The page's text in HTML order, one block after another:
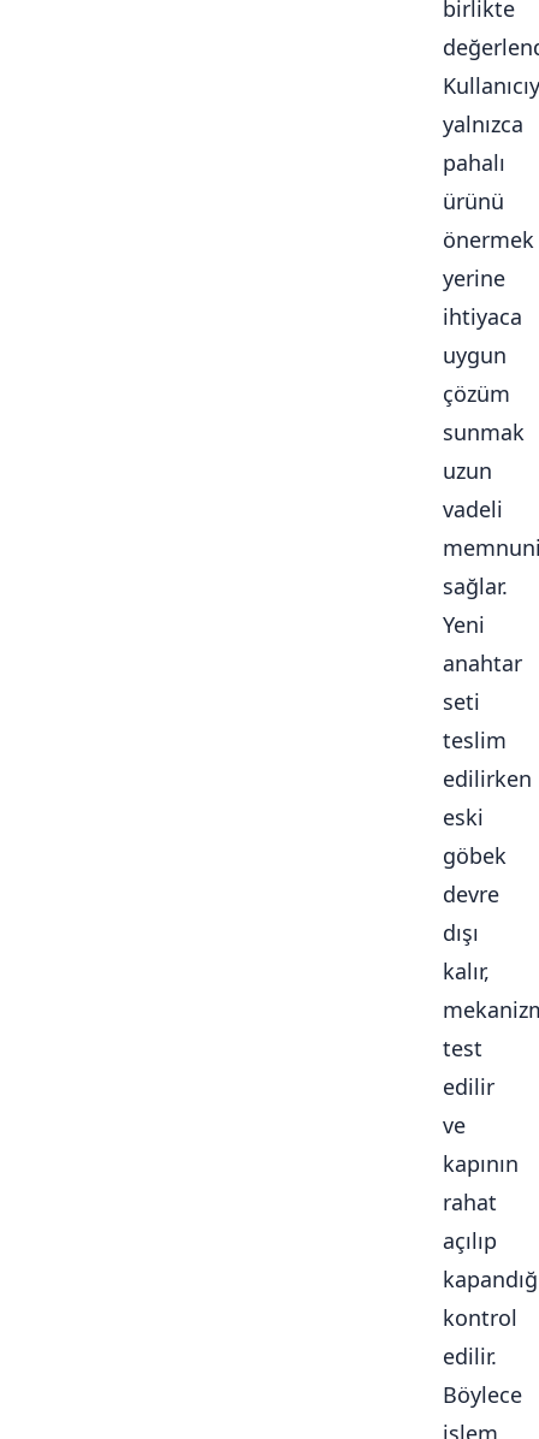
birlikte
yalnızca
pahalı
ürünü
önermek
yerine
ihtiyaca
uygun
çözüm
sunmak
uzun
vadeli
sağlar.
Yeni
anahtar
seti
teslim
edilirken
eski
göbek
devre
dışı
kalır,
test
edilir
ve
kapının
rahat
açılıp
kontrol
edilir.
Böylece
işlem